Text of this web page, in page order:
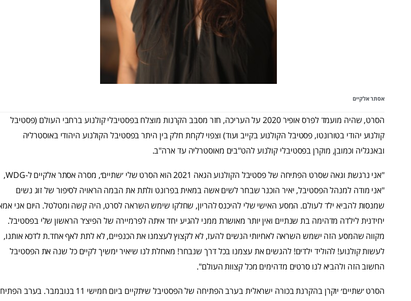
אסתר אלקיים
הסרט, שהיה מועמד לפרס אופיר 2020 על העריכה, חזר מסבב הקרנות מוצלח בפסטיבלי קולנוע ברחבי העולם (פסטיבל
קולנוע יהודי בטורונטו, פסטיבל הקולנוע בקייב ועוד) וצפוי לקחת חלק בין היתר בפסטיבל הקולנוע היהודי באוסטרליה
ובאנגליה וכמובן, מוקרן בפסטיבלי קולנוע להט"בים מאוסטרליה עד ארה"ב.
"אני נרגשת וגאה שסרט הפתיחה של פסטיבל הקולנוע הגאה 2021 הוא הסרט שלי ׳שתיים׳, מסרה אסתר אלקיים ל-WDG,
"אני מודה למנהל הפסטיבל, יאיר הוכנר שבחר לשים אשה במאית בפרונט ולתת את הבמה הראויה לסיפור של זוג נשים
שמנסות להביא ילד לעולם. המסע האישי שלי להיכנס להריון, שחלקו שימש השראה לסרט, היה קשה ומטלטל. היום אני
יחידנית לילדה מדהימה בת שנתיים ואין יותר מאושרת ממני להגיע יחד איתה לפרמיירה של הפיצ׳ר הראשון שלי בפסטיבל.
מקווה שהמסע הזה ישמש השראה לאחיותי הנשים להעז, לא לקצוץ לעצמנו את הכנפיים, לא לתת לאף אחד.ת לדכא אותנו,
לעשות קולנוע! להוליד ילדים! להגשים את עצמנו בכל דרך שנבחר! מאחלת לנו שיאיר ימשיך לקיים כל שנה את הפסטיבל
החשוב הזה ולהביא לנו סרטים מדהימים מכל קצוות העולם".
הסרט ׳שתיים׳ יוקרן בהקרנת בכורה ישראלית בערב הפתיחה של הפסטיבל שיתקיים ביום חמישי 11 בנובמבר.